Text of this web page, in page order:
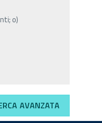
o)
AVANZATA